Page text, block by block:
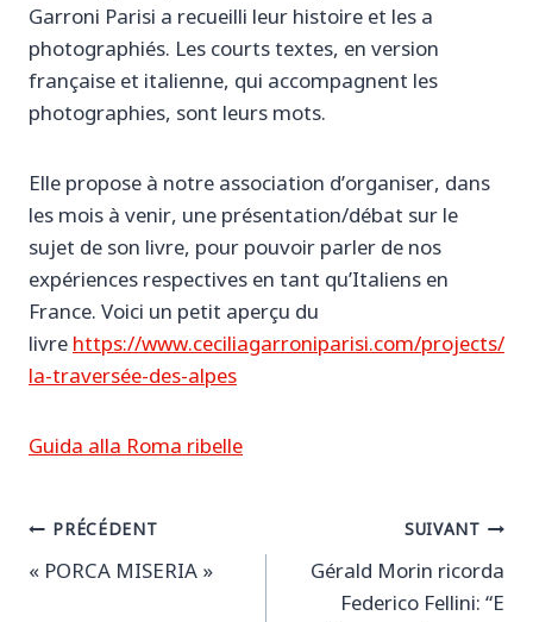
Garroni Parisi a recueilli leur histoire et les a
photographiés. Les courts textes, en version
française et italienne, qui accompagnent les
photographies, sont leurs mots.
Elle propose à notre association d’organiser, dans
les mois à venir, une présentation/débat sur le
sujet de son livre, pour pouvoir parler de nos
expériences respectives en tant qu’Italiens en
France. Voici un petit aperçu du
livre https://www.ceciliagarroniparisi.com/projects/
la-traversée-des-alpes
Guida alla Roma ribelle
Navigation
de
PRÉCÉDENT
« PORCA MISERIA »
SUIVANT
Gérald Morin ricorda
Federico Fellini: “E